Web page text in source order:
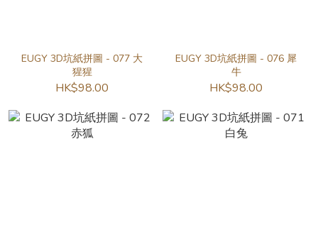
EUGY 3D坑紙拼圖 - 077 大
猩猩
HK$98.00
EUGY 3D坑紙拼圖 - 076 犀
牛
HK$98.00